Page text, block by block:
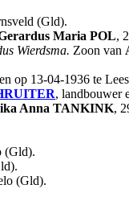
(Gld).
Maria POL,
Wierdsma. Zoon van
op 13-04-1936 te
, landbouwer
Anna TANKINK,
(Gld).
(Gld).